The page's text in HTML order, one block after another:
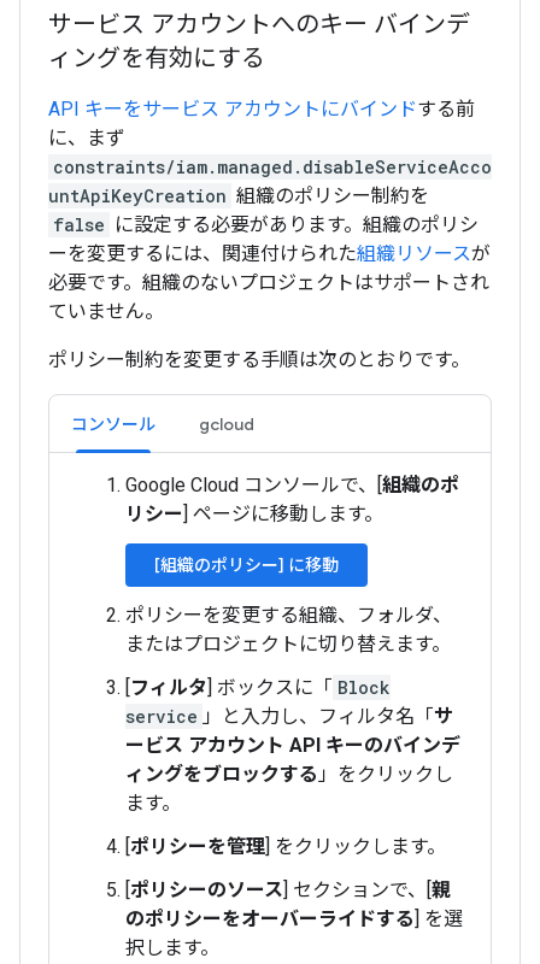
サービス アカウントへのキー バインデ
ィングを有効にする
API キーをサービス アカウントにバインドする前
に、まず
constraints/iam.managed.disableServiceAcco
untApiKeyCreation 組織のポリシー制約を
false に設定する必要があります。組織のポリシ
ーを変更するには、関連付けられた組織リソースが
必要です。組織のないプロジェクトはサポートされ
ていません。
ポリシー制約を変更する手順は次のとおりです。
コンソール gcloud
Google Cloud コンソールで、[組織のポ
リシー] ページに移動します。
[組織のポリシー] に移動
ポリシーを変更する組織、フォルダ、
またはプロジェクトに切り替えます。
[フィルタ] ボックスに「 Block
service 」と入力し、フィルタ名「サ
ービス アカウント API キーのバインデ
ィングをブロックする」をクリックし
ます。
[ポリシーを管理] をクリックします。
[ポリシーのソース] セクションで、[親
のポリシーをオーバーライドする] を選
択します。